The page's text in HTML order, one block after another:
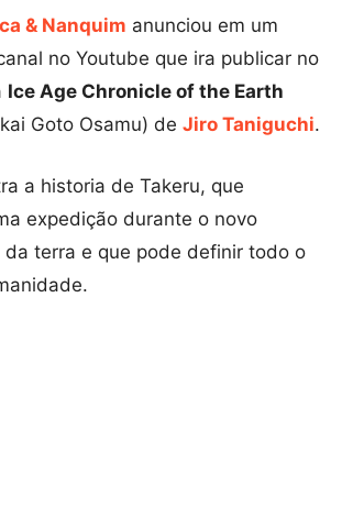
& Nanquim anunciou em um
no Youtube que ira publicar no
Ice Age Chronicle of the Earth
Goto Osamu) de Jiro Taniguchi.
a historia de Takeru, que
expedição durante o novo
da terra e que pode definir todo o